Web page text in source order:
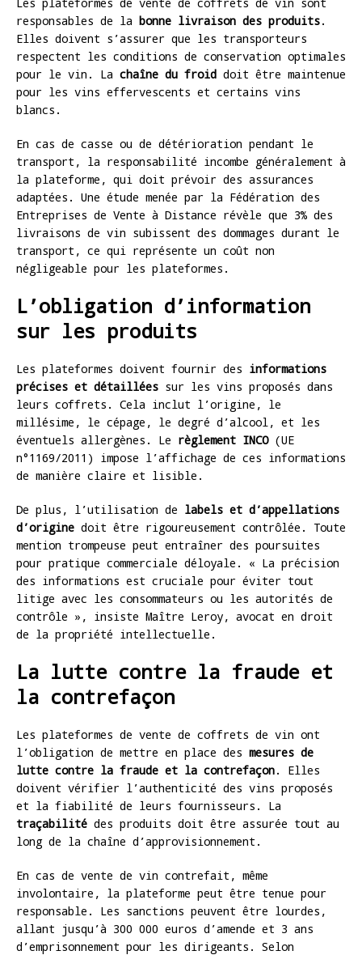
responsables de la bonne livraison des produits.
Elles doivent s’assurer que les transporteurs
respectent les conditions de conservation optimales
pour le vin. La chaîne du froid doit être maintenue
pour les vins effervescents et certains vins
blancs.
En cas de casse ou de détérioration pendant le
transport, la responsabilité incombe généralement à
la plateforme, qui doit prévoir des assurances
adaptées. Une étude menée par la Fédération des
Entreprises de Vente à Distance révèle que 3% des
livraisons de vin subissent des dommages durant le
transport, ce qui représente un coût non
négligeable pour les plateformes.
L’obligation d’information
sur les produits
Les plateformes doivent fournir des informations
précises et détaillées sur les vins proposés dans
leurs coffrets. Cela inclut l’origine, le
millésime, le cépage, le degré d’alcool, et les
éventuels allergènes. Le règlement INCO(UE
n°1169/2011) impose l’affichage de ces informations
de manière claire et lisible.
De plus, l’utilisation de labels et d’appellations
d’origine doit être rigoureusement contrôlée. Toute
mention trompeuse peut entraîner des poursuites
pour pratique commerciale déloyale. « La précision
des informations est cruciale pour éviter tout
litige avec les consommateurs ou les autorités de
contrôle », insiste Maître Leroy, avocat en droit
de la propriété intellectuelle.
La lutte contre la fraude et
la contrefaçon
Les plateformes de vente de coffrets de vin ont
l’obligation de mettre en place des mesures de
lutte contre la fraude et la contrefaçon. Elles
doivent vérifier l’authenticité des vins proposés
et la fiabilité de leurs fournisseurs. La
traçabilité des produits doit être assurée tout au
long de la chaîne d’approvisionnement.
En cas de vente de vin contrefait, même
involontaire, la plateforme peut être tenue pour
responsable. Les sanctions peuvent être lourdes,
allant jusqu’à 300 000 euros d’amende et 3 ans
d’emprisonnement pour les dirigeants. Selon